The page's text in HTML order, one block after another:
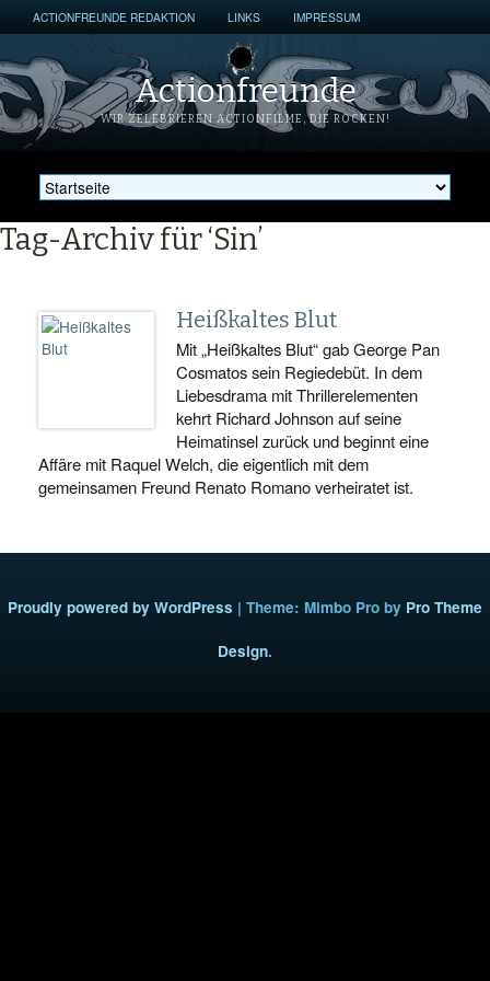
ACTIONFREUNDE REDAKTION LINKS IMPRESSUM
Actionfreunde
WIR ZELEBRIEREN ACTIONFILME, DIE ROCKEN!
Tag-Archiv für ‘Sin’
Heißkaltes Blut
Mit „Heißkaltes Blut“ gab George Pan
Cosmatos sein Regiedebüt. In dem
Liebesdrama mit Thrillerelementen
kehrt Richard Johnson auf seine
Heimatinsel zurück und beginnt eine
Affäre mit Raquel Welch, die eigentlich mit dem
gemeinsamen Freund Renato Romano verheiratet ist.
Proudly powered by WordPress | Theme: Mimbo Pro by Pro Theme
Design.